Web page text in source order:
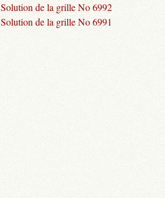
Solution de la grille No 6992
Solution de la grille No 6991